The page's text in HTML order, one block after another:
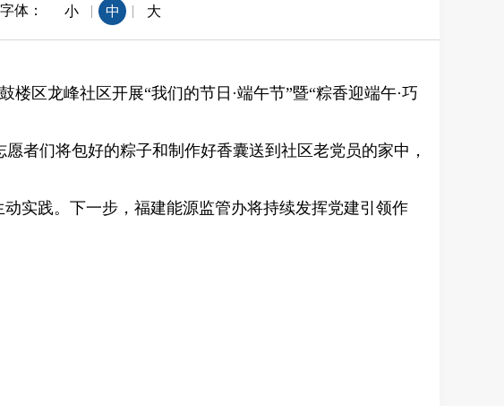
字体： 小 | 中 | 大
区龙峰社区开展“我们的节日·端午节”暨“粽香迎端午·巧
者们将包好的粽子和制作好香囊送到社区老党员的家中，
实践。下一步，福建能源监管办将持续发挥党建引领作